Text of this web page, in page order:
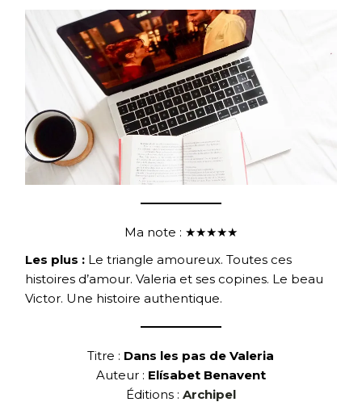
Ma note : ★★★★★
Les plus : Le triangle amoureux. Toutes ces
histoires d’amour. Valeria et ses copines. Le beau
Victor. Une histoire authentique.
Titre : Dans les pas de Valeria
Auteur : Elísabet Benavent
Éditions : Archipel